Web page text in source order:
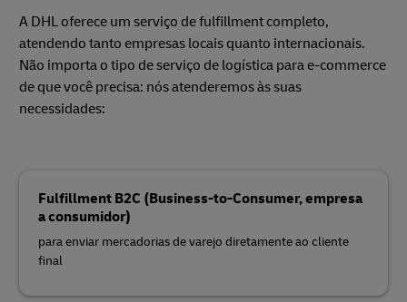
A DHL oferece um serviço de fulfillment completo,
atendendo tanto empresas locais quanto internacionais.
Não importa o tipo de serviço de logística para e-commerce
de que você precisa: nós atenderemos às suas
necessidades:
Fulfillment B2C (Business-to-Consumer, empresa
a consumidor)
para enviar mercadorias de varejo diretamente ao cliente
final